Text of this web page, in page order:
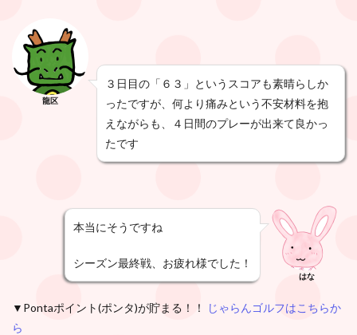
龍区
３日目の「６３」というスコアも素晴らしか
ったですが、何より痛みという不安材料を抱
えながらも、４日間のプレーが出来て良かっ
たです
本当にそうですね
シーズン最終戦、お疲れ様でした！
はな
▼Pontaポイント(ポンタ)が貯まる！！
じゃらんゴルフはこちらか
ら